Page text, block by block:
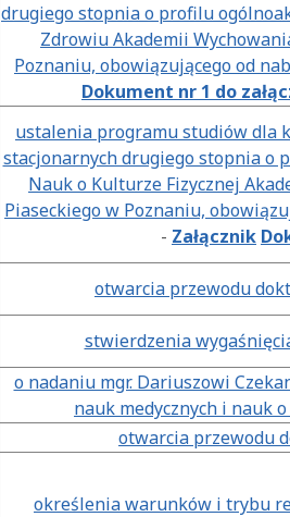
drugiego stopnia o profilu
Zdrowiu Akademii
Poznaniu, obowiązującego od
Dokument nr 1 do
ustalenia programu studiów dla
stacjonarnych drugiego stopnia o
Nauk o Kulturze Fizycznej
Piaseckiego w Poznaniu,
- Załącznik
otwarcia przewodu
stwierdzenia
o nadaniu mgr. Dariuszowi
nauk medycznych i nauk
otwarcia przewodu
określenia warunków i trybu